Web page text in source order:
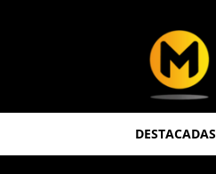
DESTACADAS